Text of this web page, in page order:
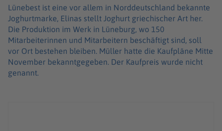
Lünebest ist eine vor allem in Norddeutschland bekannte
Joghurtmarke, Elinas stellt Joghurt griechischer Art her.
Die Produktion im Werk in Lüneburg, wo 150
Mitarbeiterinnen und Mitarbeitern beschäftigt sind, soll
vor Ort bestehen bleiben. Müller hatte die Kaufpläne Mitte
November bekanntgegeben. Der Kaufpreis wurde nicht
genannt.